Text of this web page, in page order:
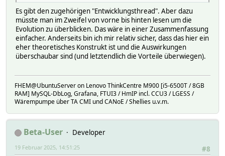
Es gibt den zugehörigen "Entwicklungsthread". Aber dazu
müsste man im Zweifel von vorne bis hinten lesen um die
Evolution zu überblicken. Das wäre in einer Zusammenfassung
einfacher. Anderseits bin ich mir relativ sicher, dass das hier ein
eher theoretisches Konstrukt ist und die Auswirkungen
überschaubar sind (und letztendlich die Vorteile überwiegen).
FHEM@UbuntuServer on Lenovo ThinkCentre M900 [i5-6500T / 8GB
RAM] MySQL-DbLog, Grafana, FTUI3 / HmIP incl. CCU3 / LGESS /
Wärempumpe über TA CMI und CANoE / Shellies u.v.m.
Beta-User
Developer
#8
19 Februar 2025, 14:51:25